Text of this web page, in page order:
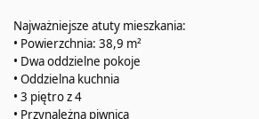
Najważniejsze atuty mieszkania:
• Powierzchnia: 38,9 m²
• Dwa oddzielne pokoje
• Oddzielna kuchnia
• 3 piętro z 4
• Przynależna piwnica